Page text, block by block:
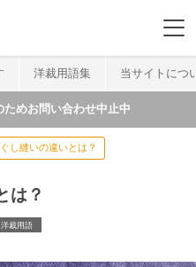
洋裁用語集 当サイトにつ
めお問い合わせ中止中
し縫いの違いとは？
は？
洋裁用語